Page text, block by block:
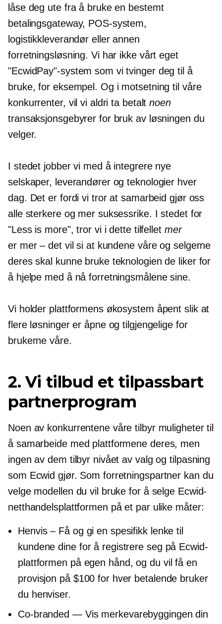
låse deg ute fra å bruke en bestemt
betalingsgateway, POS-system,
logistikkleverandør eller annen
forretningsløsning. Vi har ikke vårt eget
"EcwidPay"-system som vi tvinger deg til å
bruke, for eksempel. Og i motsetning til våre
konkurrenter, vil vi aldri ta betaltnoen
transaksjonsgebyrer for bruk av løsningen du
velger.
I stedet jobber vi med å integrere nye
selskaper, leverandører og teknologier hver
dag. Det er fordi vi tror at samarbeid gjør oss
alle sterkere og mer suksessrike. I stedet for
"Less is more", tror vi i dette tilfellet mer
er mer – det vil si at kundene våre og selgerne
deres skal kunne bruke teknologien de liker for
å hjelpe med å nå forretningsmålene sine.
Vi holder plattformens økosystem åpent slik at
flere løsninger er åpne og tilgjengelige for
brukerne våre.
2. Vi tilbud et tilpassbart
partnerprogram
Noen av konkurrentene våre tilbyr muligheter til
å samarbeide med plattformene deres, men
ingen av dem tilbyr nivået av valg og tilpasning
som Ecwid gjør. Som forretningspartner kan du
velge modellen du vil bruke for å selge Ecwid-
netthandelsplattformen på et par ulike måter:
Henvis – Få og gi en spesifikk lenke til
kundene dine for å registrere seg på Ecwid-
plattformen på egen hånd, og du vil få en
provisjon på $100 for hver betalende bruker
du henviser.
Co-branded — Vis merkevarebyggingen din